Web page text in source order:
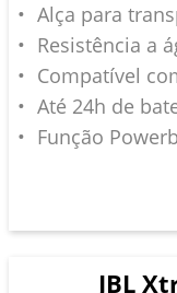
Alça para
Resistência a
Compatível
Até 24h de
Função
JBL